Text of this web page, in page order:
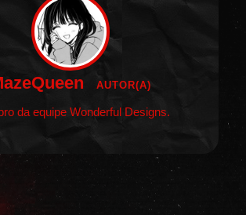
AUTOR(A)
da equipe Wonderful Designs.